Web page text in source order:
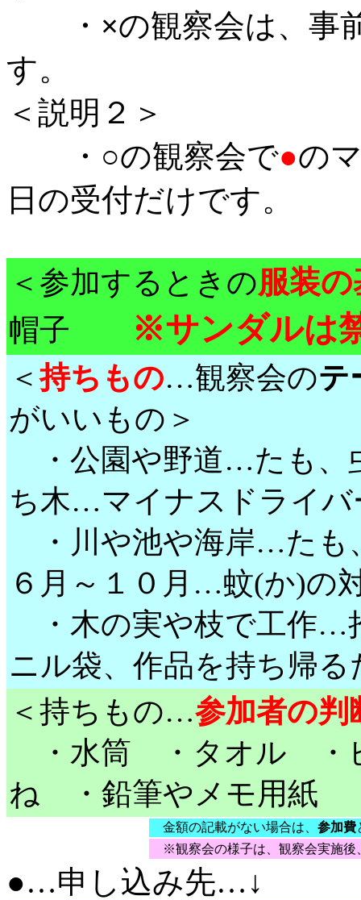
・ ×の観察会は、事
す。
＜説明２＞
・○の観察会で●の
日の受付だけです。
＜参加するときの服装
帽子 ※サンダルは
＜持ちもの…観察会のテ
がいいもの＞
・公園や野道…たも
ち木…マイナスドライ
・川や池や海岸…た
６月～１０月…蚊(か)
・木の実や枝で工作…
ニル袋、作品を持ち帰る
＜持ちもの…参加者の
・水筒 ・タオル ・
ね ・鉛筆やメモ用紙
金額の記載がない場合は、 参加費
※観察会の様子は、観察会実施後
●…申し込み先…↓